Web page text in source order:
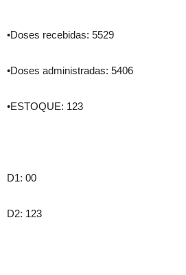
•Doses recebidas: 5529
•Doses administradas: 5406
•ESTOQUE: 123
D1: 00
D2: 123